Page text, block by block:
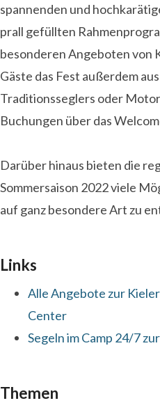
spannenden und
prall gefüllten
besonderen Angeboten von
Gäste das Fest außerdem
Traditionsseglers oder
Buchungen über das
Darüber hinaus bieten die
Sommersaison 2022 viele
auf ganz besondere Art zu
Links
Alle Angebote zur
Center
Segeln im Camp 24/7
Themen